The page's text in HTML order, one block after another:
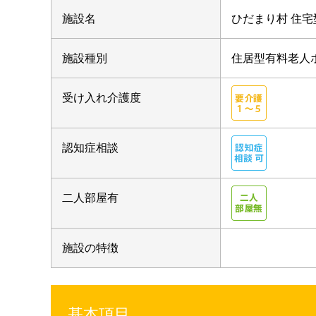
施設名 ひだまり村 住
施設種別 住居型有料老
受け入れ介護度
認知症相談
二人部屋有
施設の特徴